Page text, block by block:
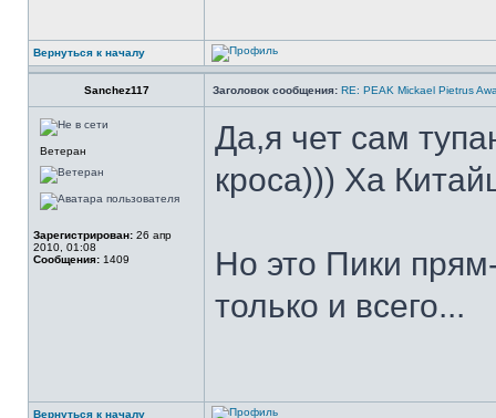
Вернуться к началу
Sanchez117 Заголовок сообщения: RE: PEAK Mickael Pietrus
Ветеран
Зарегистрирован: 26 апр
2010, 01:08
Сообщения: 1409
Да,я чет сам
кроса))) Ха
Но это Пики
только и всего...
Вернуться к началу